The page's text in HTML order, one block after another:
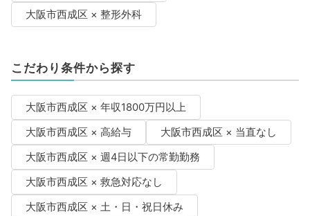
大阪市西成区 × 整形外科
こだわり条件から探す
大阪市西成区 × 年収1800万円以上
大阪市西成区 × 高給与
大阪市西成区 × 当直なし
大阪市西成区 × 週4日以下の常勤勤務
大阪市西成区 × 救急対応なし
大阪市西成区 × 土・日・祝日休み